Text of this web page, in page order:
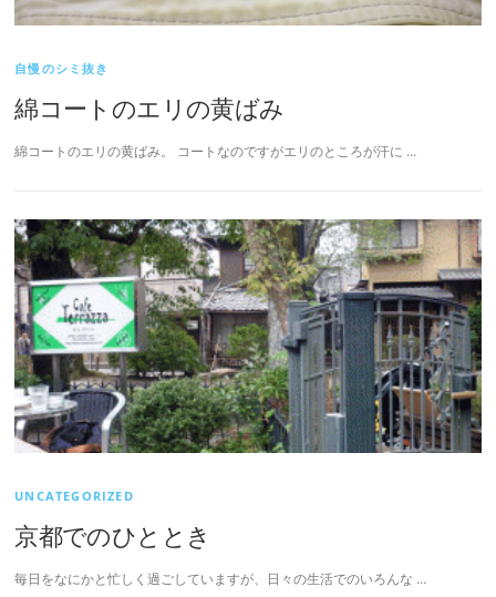
自慢のシミ抜き
綿コートのエリの黄ばみ
綿コートのエリの黄ばみ。 コートなのですがエリのところが汗に …
UNCATEGORIZED
京都でのひととき
毎日をなにかと忙しく過ごしていますが、日々の生活でのいろんな …